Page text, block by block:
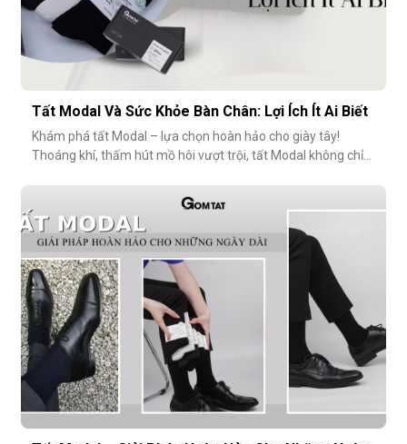
Tất Modal Và Sức Khỏe Bàn Chân: Lợi Ích Ít Ai Biết
Khám phá tất Modal – lựa chọn hoàn hảo cho giày tây!
Thoáng khí, thấm hút mồ hôi vượt trội, tất Modal không chỉ
ngăn mùi hôi và bệnh da liễu. Hãy cùng khám phá lý do vì sao
tất Modal đang trở thành xu hướng không thể thiếu cho các
quý ông hiện đ